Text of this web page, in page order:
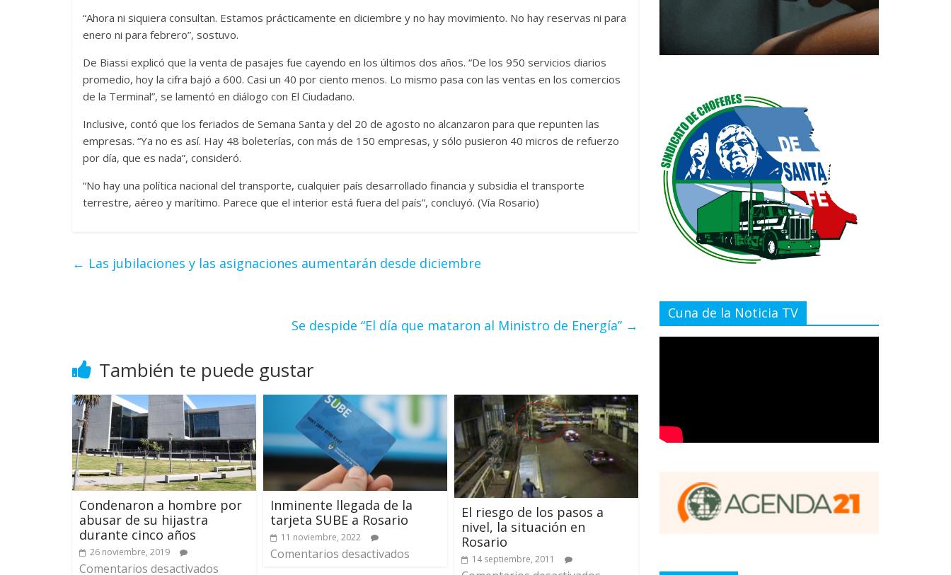
“Ahora ni siquiera consultan. Estamos prácticamente en diciembre y no hay movimiento. No hay reservas ni para
enero ni para febrero”, sostuvo.
De Biassi explicó que la venta de pasajes fue cayendo en los últimos dos años. “De los 950 servicios diarios
promedio, hoy la cifra bajó a 600. Casi un 40 por ciento menos. Lo mismo pasa con las ventas en los comercios
de la Terminal”, se lamentó en diálogo con El Ciudadano.
Inclusive, contó que los feriados de Semana Santa y del 20 de agosto no alcanzaron para que repunten las
empresas. “Ya no es así. Hay 48 boleterías, con más de 150 empresas, y sólo pusieron 40 micros de refuerzo
por día, que es nada”, consideró.
“No hay una política nacional del transporte, cualquier país desarrollado financia y subsidia el transporte
terrestre, aéreo y marítimo. Parece que el interior está fuera del país”, concluyó. (Vía Rosario)
← Las jubilaciones y las asignaciones aumentarán desde diciembre
Se despide “El día que mataron al Ministro de Energía” →
También te puede gustar
Condenaron a hombre por
abusar de su hijastra
durante cinco años
26 noviembre, 2019
Comentarios desactivados
Inminente llegada de la
tarjeta SUBE a Rosario
11 noviembre, 2022
Comentarios desactivados
El riesgo de los pasos a
nivel, la situación en
Rosario
14 septiembre, 2011
Cuna de la Noticia TV